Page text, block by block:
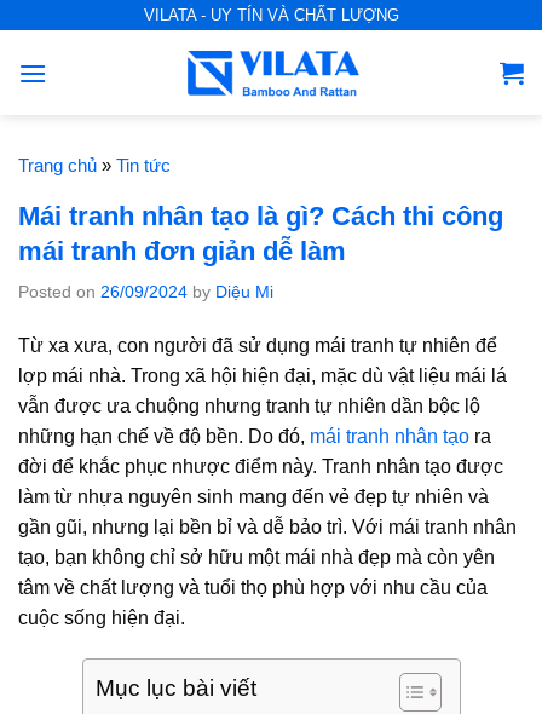
VILATA - UY TÍN VÀ CHẤT LƯỢNG
Trang chủ » Tin tức
Mái tranh nhân tạo là gì? Cách thi công
mái tranh đơn giản dễ làm
Posted on 26/09/2024 by Diệu Mi
Từ xa xưa, con người đã sử dụng mái tranh tự nhiên để
lợp mái nhà. Trong xã hội hiện đại, mặc dù vật liệu mái lá
vẫn được ưa chuộng nhưng tranh tự nhiên dần bộc lộ
những hạn chế về độ bền. Do đó, mái tranh nhân tạo ra
đời để khắc phục nhược điểm này. Tranh nhân tạo được
làm từ nhựa nguyên sinh mang đến vẻ đẹp tự nhiên và
gần gũi, nhưng lại bền bỉ và dễ bảo trì. Với mái tranh nhân
tạo, bạn không chỉ sở hữu một mái nhà đẹp mà còn yên
tâm về chất lượng và tuổi thọ phù hợp với nhu cầu của
cuộc sống hiện đại.
Mục lục bài viết